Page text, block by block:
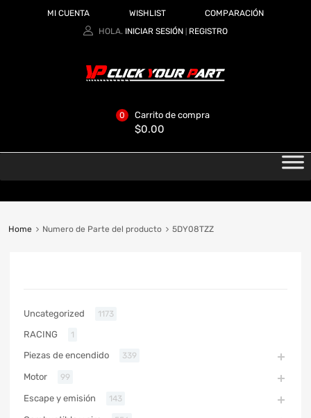
MI CUENTA WISHLIST
COMPARACIÓN
HOLA. INICIAR SESIÓN REGISTRO
Carrito de compra
$0.00
0
Home Numero de Parte del producto 5DY08TZZ
Uncategorized 1173
RACING 1
Piezas de encendido 339
Motor 99
Escape y emisión 143